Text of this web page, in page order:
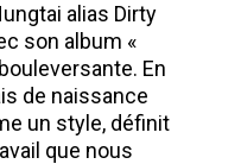
alias Dirty
son album «
En
de naissance
un style, définit
que nous